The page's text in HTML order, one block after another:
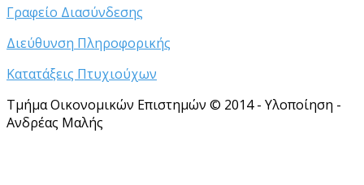
Γραφείο Διασύνδεσης
Διεύθυνση Πληροφορικής
Κατατάξεις Πτυχιούχων
Τμήμα Οικονομικών Επιστημών © 2014 - Υλοποίηση -
Ανδρέας Μαλής